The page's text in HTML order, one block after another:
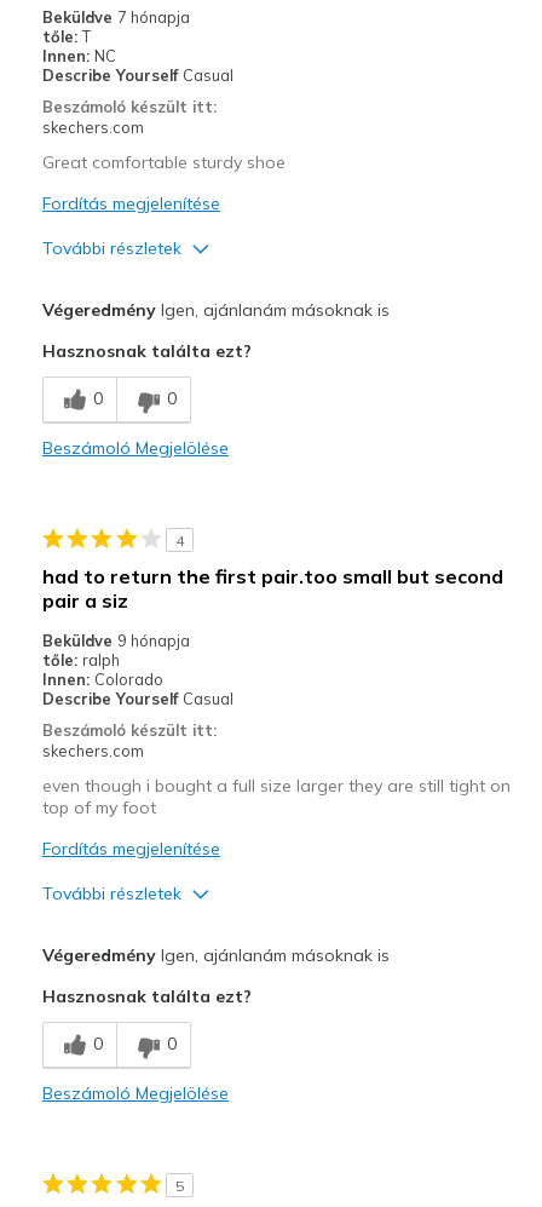
Beküldve 7 hónapja
tőle: T
Innen: NC
Describe Yourself Casual
Beszámoló készült itt:
skechers.com
Great comfortable sturdy shoe
Fordítás megjelenítése
További részletek
Comfortable
Legjobb használat
Casual Wear
Sizing
VégeredményIgen, ajánlanám másoknak is
Hasznosnak találta ezt?
0 0
Beszámoló Megjelölése
4
had to return the first pair.too small but second
pair a siz
Beküldve 9 hónapja
tőle: ralph
Innen: Colorado
Describe Yourself Casual
Beszámoló készült itt:
skechers.com
even though i bought a full size larger they are still tight on
top of my foot
Fordítás megjelenítése
További részletek
Breathe Well
Stylish
VégeredményIgen, ajánlanám másoknak is
Hasznosnak találta ezt?
0 0
Beszámoló Megjelölése
5